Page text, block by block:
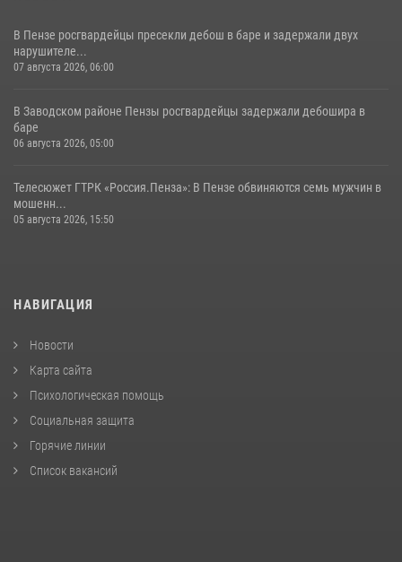
В Пензе росгвардейцы пресекли дебош в баре и задержали двух
нарушителе...
07 августа 2026, 06:00
В Заводском районе Пензы росгвардейцы задержали дебошира в
баре
06 августа 2026, 05:00
Телесюжет ГТРК «Россия.Пенза»: В Пензе обвиняются семь мужчин в
мошенн...
05 августа 2026, 15:50
НАВИГАЦИЯ
Новости
Карта сайта
Психологическая помощь
Социальная защита
Горячие линии
Список вакансий